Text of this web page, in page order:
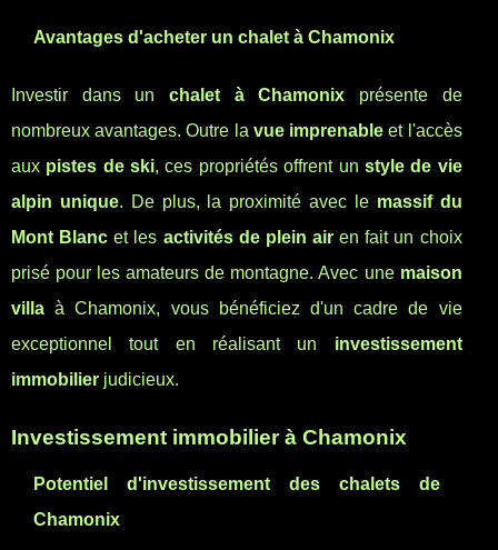
Avantages d'acheter un chalet à Chamonix
Investir dans un chalet à Chamonix présente de
nombreux avantages. Outre la vue imprenable et l'accès
aux pistes de ski, ces propriétés offrent un style de vie
alpin unique. De plus, la proximité avec le massif du
Mont Blanc et les activités de plein air en fait un choix
prisé pour les amateurs de montagne. Avec une maison
villa à Chamonix, vous bénéficiez d'un cadre de vie
exceptionnel tout en réalisant un investissement
immobilier judicieux.
Investissement immobilier à Chamonix
Potentiel d'investissement des chalets de
Chamonix